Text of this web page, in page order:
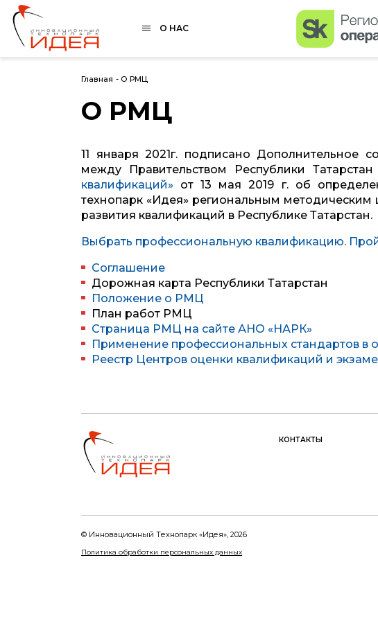
О НАС
Главная - О РМЦ
О РМЦ
11 января 2021г. подписано Дополнительное
между Правительством Республики
квалификаций» от 13 мая 2019 г. об
технопарк «Идея» региональным
развития квалификаций в Республике Татарстан.
Выбрать профессиональную квалификацию.
Соглашение
Дорожная карта Республики Татарстан
Положение о РМЦ
План работ РМЦ
Страница РМЦ на сайте АНО «НАРК»
Применение профессиональных стандартов в
Реестр Центров оценки квалификаций и
КОНТАКТЫ
© Инновационный Tехнопарк «Идея», 2026
Политика обработки персональных данных